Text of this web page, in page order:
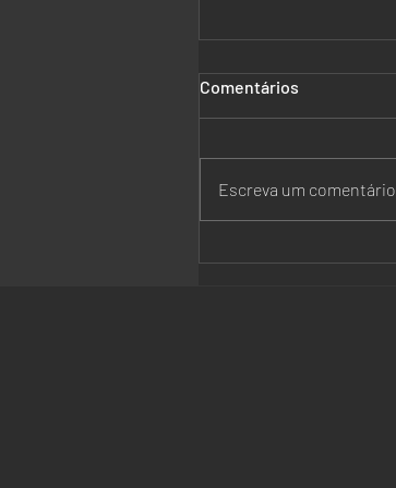
Comentários
Escreva um comentário